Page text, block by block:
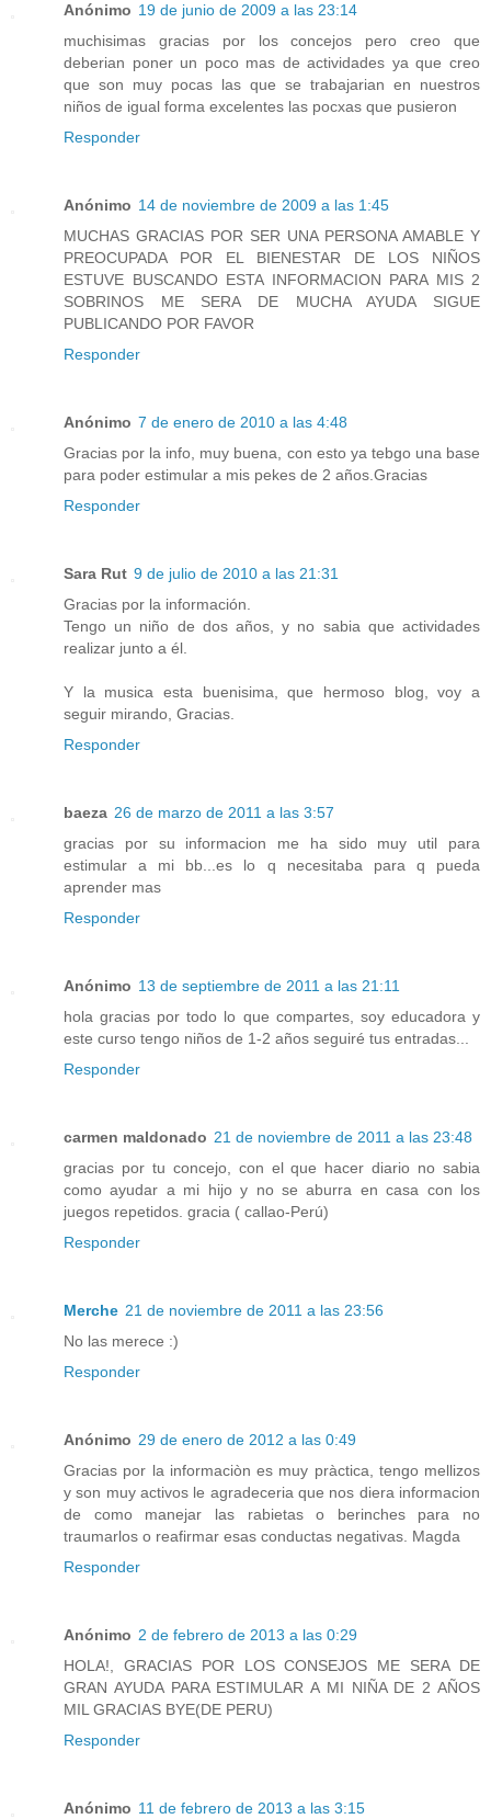
Anónimo 19 de junio de 2009 a las 23:14
muchisimas gracias por los concejos pero creo que
deberian poner un poco mas de actividades ya que creo
que son muy pocas las que se trabajarian en nuestros
niños de igual forma excelentes las pocxas que pusieron
Responder
Anónimo 14 de noviembre de 2009 a las 1:45
MUCHAS GRACIAS POR SER UNA PERSONA AMABLE Y
PREOCUPADA POR EL BIENESTAR DE LOS NIÑOS
ESTUVE BUSCANDO ESTA INFORMACION PARA MIS 2
SOBRINOS ME SERA DE MUCHA AYUDA SIGUE
PUBLICANDO POR FAVOR
Responder
Anónimo 7 de enero de 2010 a las 4:48
Gracias por la info, muy buena, con esto ya tebgo una base
para poder estimular a mis pekes de 2 años.Gracias
Responder
Sara Rut 9 de julio de 2010 a las 21:31
Gracias por la información.
Tengo un niño de dos años, y no sabia que actividades
realizar junto a él.
Y la musica esta buenisima, que hermoso blog, voy a
seguir mirando, Gracias.
Responder
baeza 26 de marzo de 2011 a las 3:57
gracias por su informacion me ha sido muy util para
estimular a mi bb...es lo q necesitaba para q pueda
aprender mas
Responder
Anónimo 13 de septiembre de 2011 a las 21:11
hola gracias por todo lo que compartes, soy educadora y
este curso tengo niños de 1-2 años seguiré tus entradas...
Responder
carmen maldonado 21 de noviembre de 2011 a las 23:48
gracias por tu concejo, con el que hacer diario no sabia
como ayudar a mi hijo y no se aburra en casa con los
juegos repetidos. gracia ( callao-Perú)
Responder
Merche 21 de noviembre de 2011 a las 23:56
No las merece :)
Responder
Anónimo 29 de enero de 2012 a las 0:49
Gracias por la informaciòn es muy pràctica, tengo mellizos
y son muy activos le agradeceria que nos diera informacion
de como manejar las rabietas o berinches para no
traumarlos o reafirmar esas conductas negativas. Magda
Responder
Anónimo 2 de febrero de 2013 a las 0:29
HOLA!, GRACIAS POR LOS CONSEJOS ME SERA DE
GRAN AYUDA PARA ESTIMULAR A MI NIÑA DE 2 AÑOS
MIL GRACIAS BYE(DE PERU)
Responder
Anónimo 11 de febrero de 2013 a las 3:15